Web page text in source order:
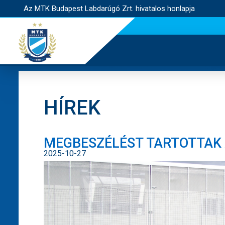
Az MTK Budapest Labdarúgó Zrt. hivatalos honlapja
HÍREK
MEGBESZÉLÉST
2025-10-27